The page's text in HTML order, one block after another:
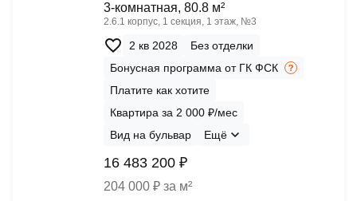
3-комнатная, 80.8 м²
2.6.1 корпус, 1 секция, 1 этаж, №3
2 кв 2028
Без отделки
Бонусная программа от ГК ФСК
Платите как хотите
Квартира за 2 000 ₽/мес
Вид на бульвар
Ещё
16 483 200 ₽
204 000 ₽ за м²